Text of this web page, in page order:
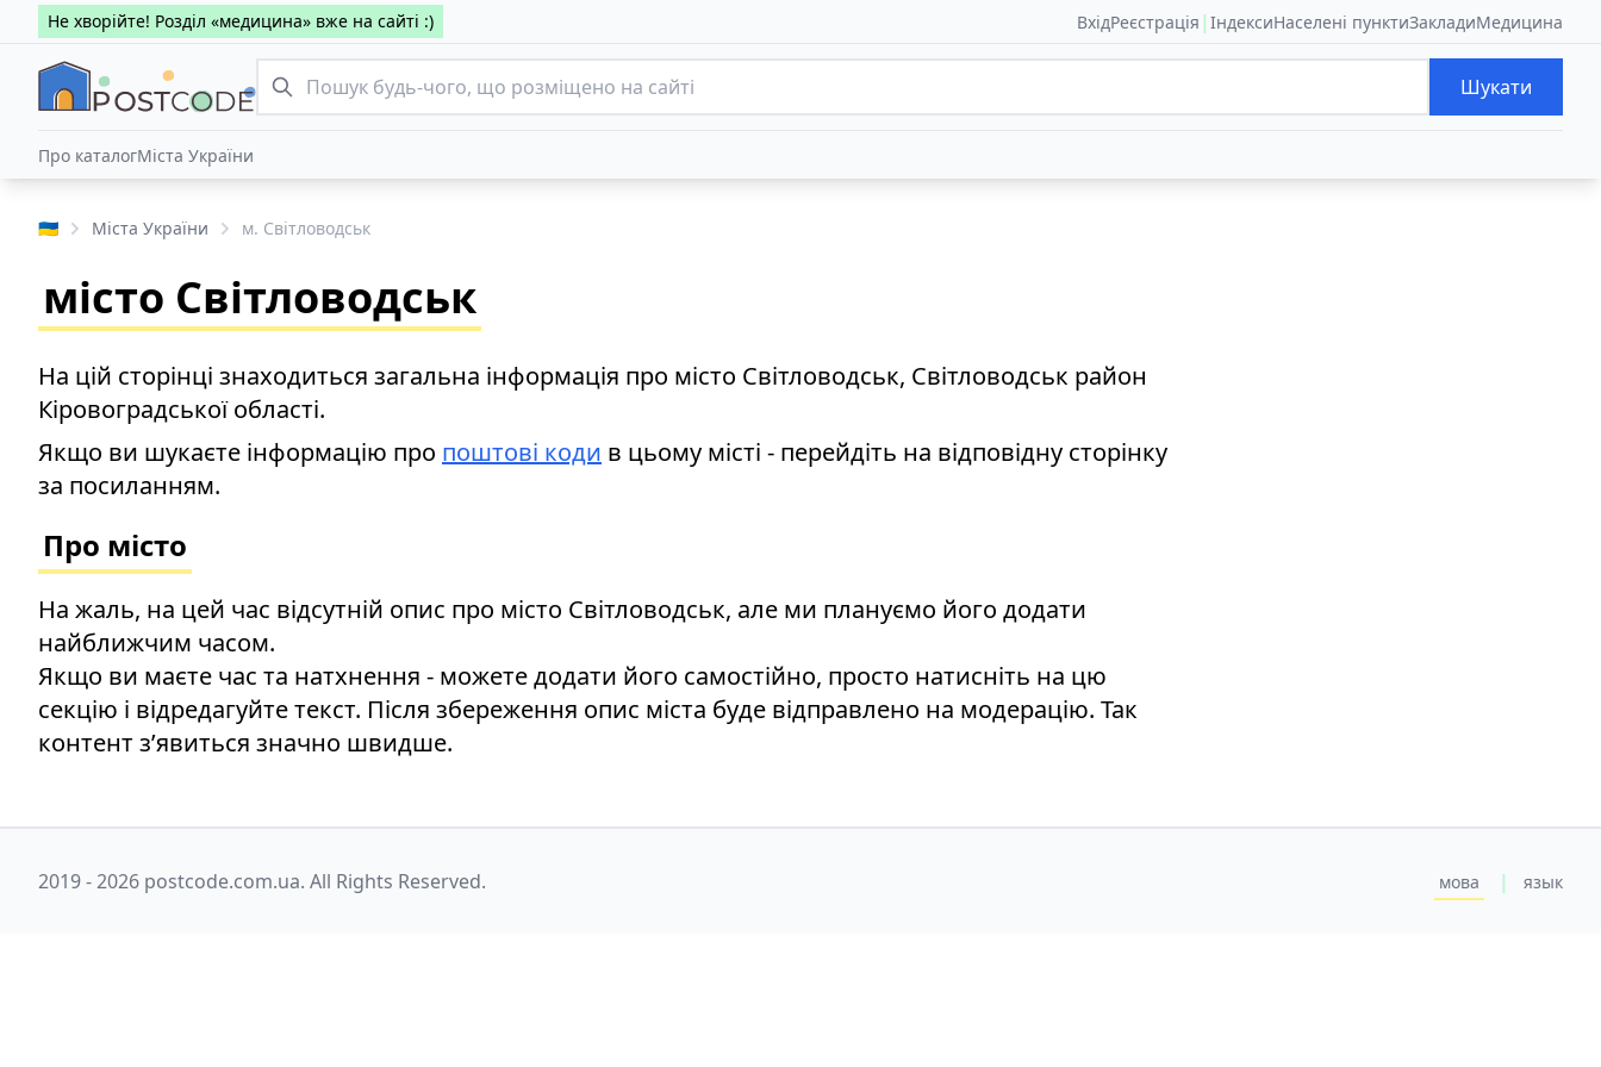
Не хворійте! Розділ «медицина» вже на сайті :) ВхідРеєстрація | ІндексиНаселені пунктиЗакладиМедицина
Шукати
Про каталогМіста України
🇺🇦 Міста України м. Світловодськ
місто Світловодськ
На цій сторінці знаходиться загальна інформація про місто Світловодськ, Світловодськ район
Кіровоградської області.
Якщо ви шукаєте інформацію про поштові коди в цьому місті - перейдіть на відповідну сторінку
за посиланням.
Про місто
На жаль, на цей час відсутній опис про місто Світловодськ, але ми плануємо його додати
найближчим часом.
Якщо ви маєте час та натхнення - можете додати його самостійно, просто натисніть на цю
секцію і відредагуйте текст. Після збереження опис міста буде відправлено на модерацію. Так
контент зʼявиться значно швидше.
2019 - 2026 postcode.com.ua. All Rights Reserved. мова | язык